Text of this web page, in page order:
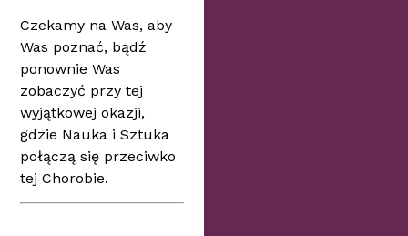
Czekamy na Was, aby
Was poznać, bądź
ponownie Was
zobaczyć przy tej
wyjątkowej okazji,
gdzie Nauka i Sztuka
połączą się przeciwko
tej Chorobie.